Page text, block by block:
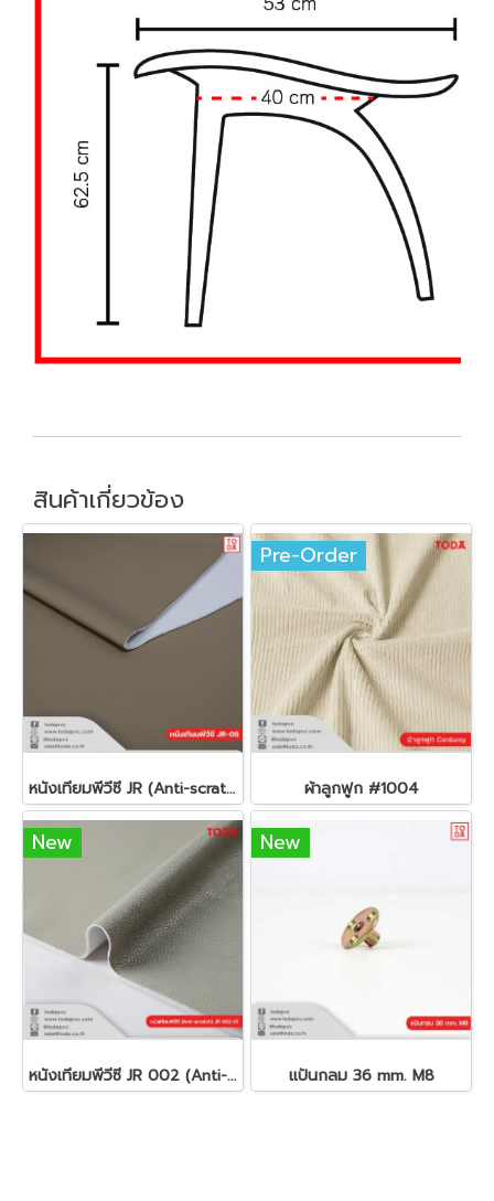
สินค้าเกี่ยวข้อง
หนังเทียมพีวีซี JR (Anti-scratch)
Pre-Order
ผ้าลูกฟูก #1004
New
หนังเทียมพีวีซี JR 002 (Anti-scratch)
New
แป้นกลม 36 mm. M8